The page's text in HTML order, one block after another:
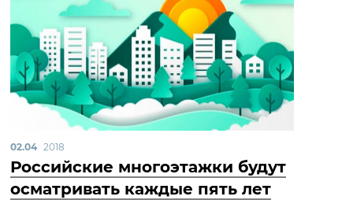
02.04 2018
Российские многоэтажки будут
осматривать каждые пять лет